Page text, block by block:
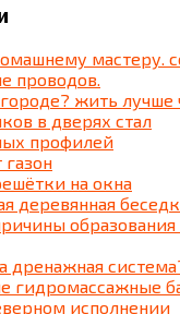
мастеру.
проводов.
жить лучше
в дверях стал
профилей
газон
на окна
деревянная
дренажная
гидромассажные
исполнении